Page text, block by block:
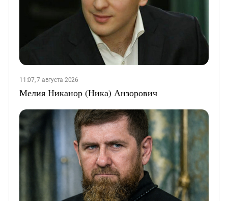
11:07, 7 августа 2026
Мелия Никанор (Ника) Анзорович